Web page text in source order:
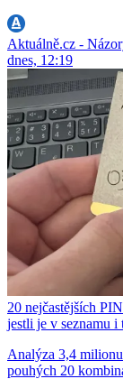
Aktuálně.cz -
dnes, 12:19
20 nejčastějších
jestli je v seznamu i
Analýza 3,4
pouhých 20